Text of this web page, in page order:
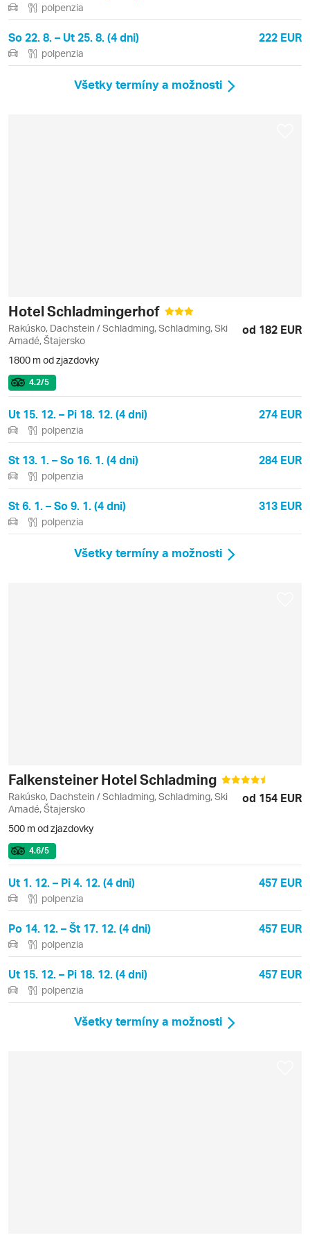
polpenzia
So 22. 8. – Ut 25. 8. (4 dni) 222 EUR
polpenzia
Všetky termíny a možnosti
Hotel Schladmingerhof
Rakúsko, Dachstein / Schladming, Schladming, Ski
Amadé, Štajersko
od 182 EUR
1800 m od zjazdovky
4.2/5
Ut 15. 12. – Pi 18. 12. (4 dni) 274 EUR
polpenzia
St 13. 1. – So 16. 1. (4 dni) 284 EUR
polpenzia
St 6. 1. – So 9. 1. (4 dni) 313 EUR
polpenzia
Všetky termíny a možnosti
Falkensteiner Hotel Schladming
Rakúsko, Dachstein / Schladming, Schladming, Ski
Amadé, Štajersko
od 154 EUR
500 m od zjazdovky
4.6/5
Ut 1. 12. – Pi 4. 12. (4 dni) 457 EUR
polpenzia
Po 14. 12. – Št 17. 12. (4 dni) 457 EUR
polpenzia
Ut 15. 12. – Pi 18. 12. (4 dni) 457 EUR
polpenzia
Všetky termíny a možnosti